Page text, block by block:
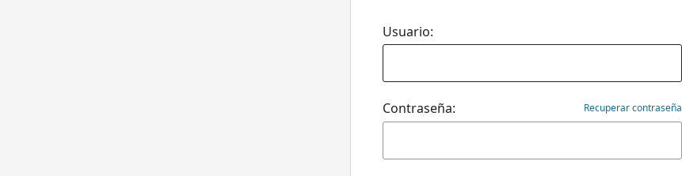
Usuario:
Contraseña: Recuperar contraseña